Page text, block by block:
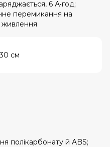
6 А•год;
перемикання на
см
полікарбонату й ABS;